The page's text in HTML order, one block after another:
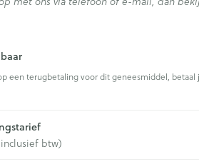
een terugbetaling voor dit geneesmiddel,
btw)